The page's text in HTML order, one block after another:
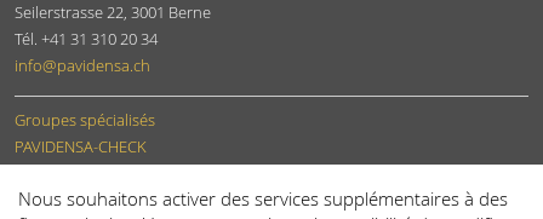
Seilerstrasse 22, 3001 Berne
Tél. +41 31 310 20 34
info@pavidensa.ch
Groupes spécialisés
PAVIDENSA-CHECK
Nous souhaitons activer des services supplémentaires à des